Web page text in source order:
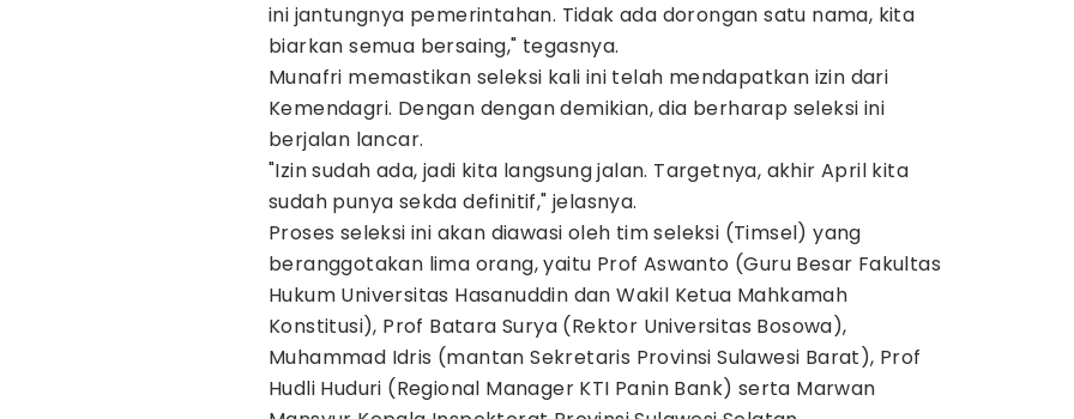
ini jantungnya pemerintahan. Tidak ada dorongan satu nama, kita
biarkan semua bersaing," tegasnya.
Munafri memastikan seleksi kali ini telah mendapatkan izin dari
Kemendagri. Dengan dengan demikian, dia berharap seleksi ini
berjalan lancar.
"Izin sudah ada, jadi kita langsung jalan. Targetnya, akhir April kita
sudah punya sekda definitif," jelasnya.
Proses seleksi ini akan diawasi oleh tim seleksi (Timsel) yang
beranggotakan lima orang, yaitu Prof Aswanto (Guru Besar Fakultas
Hukum Universitas Hasanuddin dan Wakil Ketua Mahkamah
Konstitusi), Prof Batara Surya (Rektor Universitas Bosowa),
Muhammad Idris (mantan Sekretaris Provinsi Sulawesi Barat), Prof
Hudli Huduri (Regional Manager KTI Panin Bank) serta Marwan